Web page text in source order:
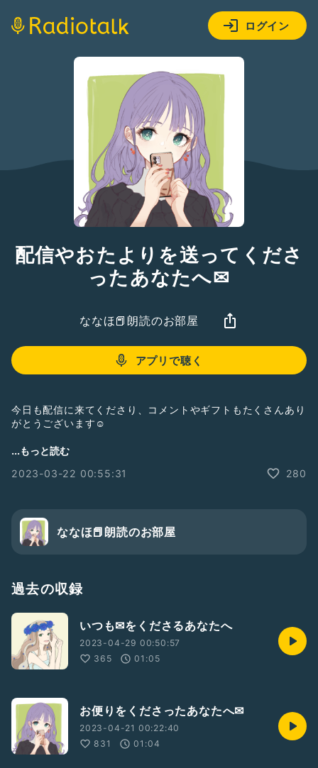
ログイン
配信やおたよりを送ってくださ
ったあなたへ✉
ななほ📕朗読のお部屋
アプリで聴く
今日も配信に来てくださり、コメントやギフトもたくさんあり
がとうございます☺
感謝感激です★︎*ﾟ*(感´∀︎`激)*ﾟ*★︎
#おたより
...もっと読む
2023-03-22 00:55:31
280
ななほ📕朗読のお部屋
過去の収録
いつも✉をくださるあなたへ
2023-04-29 00:50:57
365
01:05
お便りをくださったあなたへ✉
2023-04-21 00:22:40
831
01:04